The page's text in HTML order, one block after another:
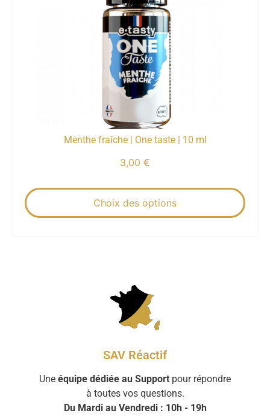
Menthe fraîche | One taste | 10 ml
3,00 €
Choix des options
SAV Réactif
Une équipe dédiée au Support pour répondre
à toutes vos questions.
Du Mardi au Vendredi : 10h - 19h